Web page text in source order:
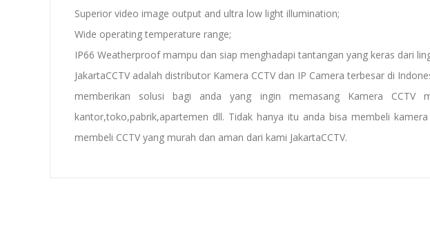
Superior video image output and ultra low light illumination;
Wide operating temperature range;
IP66 Weatherproof mampu dan siap menghadapi tantangan yang keras dari
JakartaCCTV adalah distributor Kamera CCTV dan IP Camera terbesar di
memberikan solusi bagi anda yang ingin memasang Kamera CCTV
kantor,toko,pabrik,apartemen dll. Tidak hanya itu anda bisa membeli
membeli CCTV yang murah dan aman dari kami JakartaCCTV.